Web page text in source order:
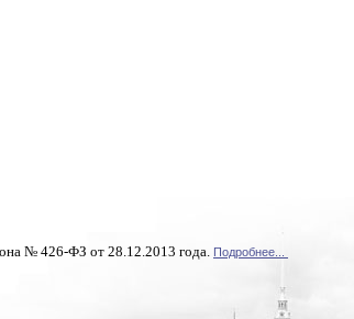
№ 426-ФЗ от 28.12.2013 года.
Подробнее...